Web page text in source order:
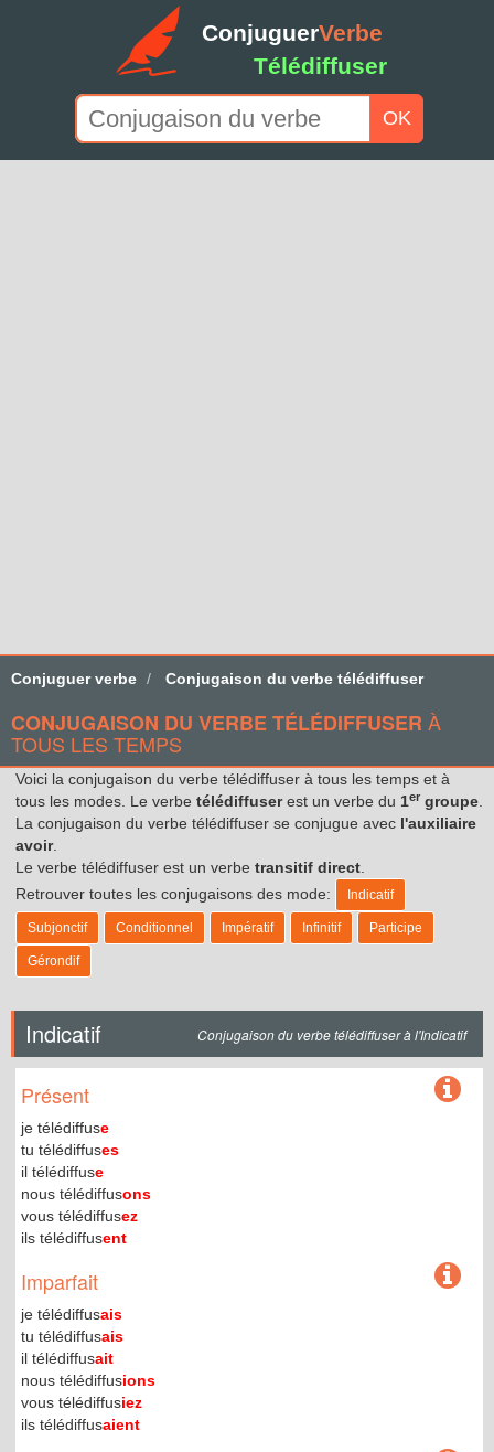
ConjuguerVerbe
Télédiffuser
OK
Conjuguer verbe Conjugaison du verbe télédiffuser
CONJUGAISON DU VERBE TÉLÉDIFFUSER À
TOUS LES TEMPS
Voici la conjugaison du verbe télédiffuser à tous les temps et à
tous les modes. Le verbe télédiffuserest un verbe du 1er groupe
La conjugaison du verbe télédiffuser se conjugue avec l'auxiliaire
avoir.
Le verbe télédiffuser est un verbe transitif direct
Retrouver toutes les conjugaisons des mode:
Indicatif
Subjonctif Conditionnel Impératif Infinitif Participe
Gérondif
Indicatif Conjugaison du verbe télédiffuser à l'Indicatif
Présent
je télédiffuse
tu télédiffuses
il télédiffuse
nous télédiffusons
vous télédiffusez
ils télédiffusent
Imparfait
je télédiffusais
tu télédiffusais
il télédiffusait
nous télédiffusions
vous télédiffusiez
ils télédiffusaient